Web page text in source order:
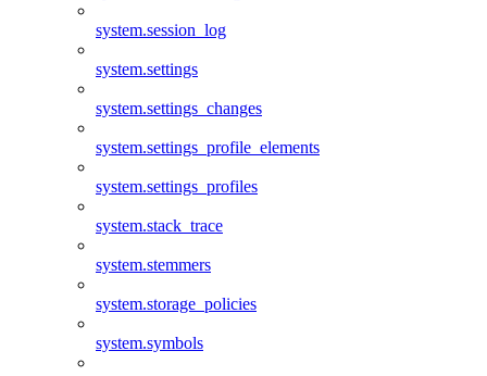
system.session_log
system.settings
system.settings_changes
system.settings_profile_elements
system.settings_profiles
system.stack_trace
system.stemmers
system.storage_policies
system.symbols